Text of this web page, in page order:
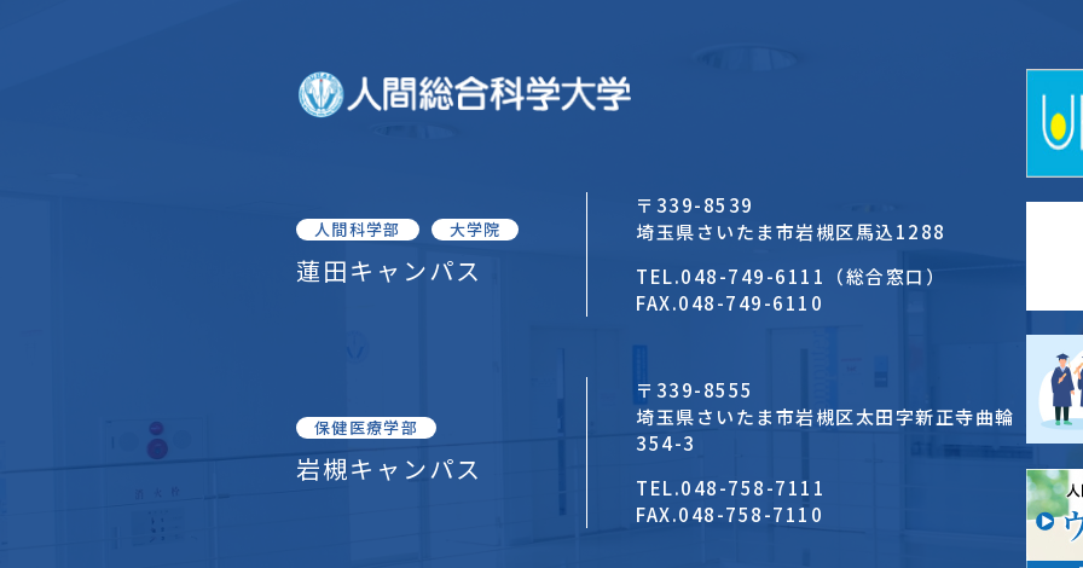
人間科学部 大学院
蓮田キャンパス
〒339-8539
埼玉県さいたま市岩槻区馬込1288
TEL.048-749-6111（総合窓口）
FAX.048-749-6110
保健医療学部
岩槻キャンパス
〒339-8555
埼玉県さいたま市岩槻区太田字新正寺曲輪
354-3
TEL.048-758-7111
FAX.048-758-7110